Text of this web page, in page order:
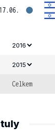
17.06.
2016
2015
Celkem